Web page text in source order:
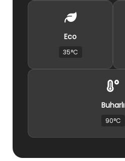
Eco
35°C
Buharlı
90°C